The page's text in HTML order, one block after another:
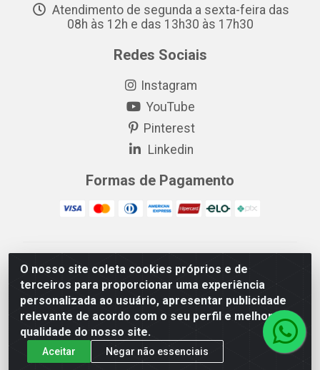
O nosso site coleta cookies próprios e de
terceiros para proporcionar uma experiência
personalizada ao usuário, apresentar publicidade
relevante de acordo com o seu perfil e melhorar a
qualidade do nosso site.
Aceitar
Negar não essenciais
Atendimento de segunda a sexta-feira das
08h às 12h e das 13h30 às 17h30
Redes Sociais
Instagram
YouTube
Pinterest
Linkedin
Formas de Pagamento
EP Elétrica LTDA - 18.621.731/0005-43 - Itabaiana/SE -
CEP: 49511-899
EP Elétrica LTDA - 48.594.570/0001-83 - Itabaiana/SE -
CEP: 49511-899